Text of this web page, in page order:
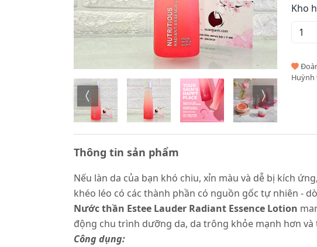
Kho
Huỳnh
Thông tin sản phẩm
Nếu làn da của bạn khó chiu, xỉn màu và dễ bị kích
khéo léo có các thành phần có nguồn gốc tự nhiên -
Nước thần Estee Lauder Radiant Essence Lotion
động chu trình dưỡng da, da trông khỏe mạnh hơn và
Công dụng: